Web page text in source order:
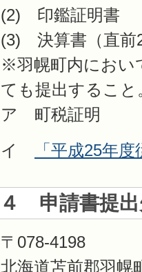
(2) 印鑑証明書
(3) 決算書（直前
※羽幌町内におい
ても提出すること
ア 町税証明
イ
「平成25年
４ 申請書提出
〒078-4198
北海道苫前郡羽幌